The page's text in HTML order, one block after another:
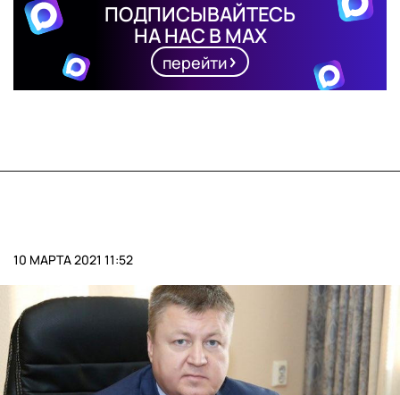
ПОДПИСЫВАЙТЕСЬ
НА НАС В MAX
перейти
10 МАРТА 2021 11:52